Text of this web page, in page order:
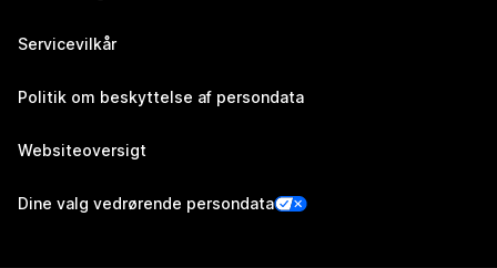
Servicevilkår
Politik om beskyttelse af persondata
Websiteoversigt
Dine valg vedrørende persondata